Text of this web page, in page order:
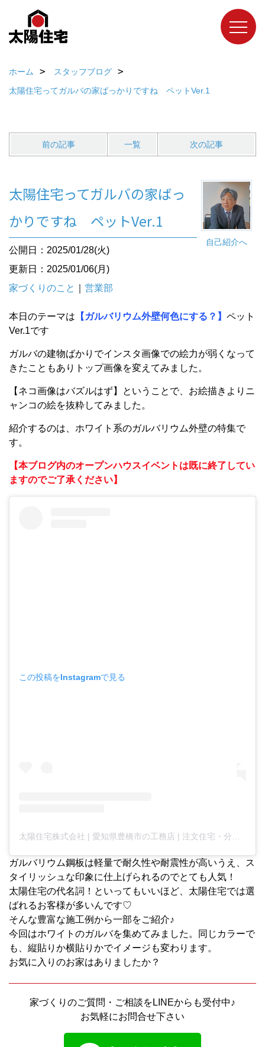
ホーム
スタッフブログ
太陽住宅ってガルバの家ばっかりですね ペットVer.1
前の記事 一覧 次の記事
自己紹介へ
太陽住宅ってガルバの家ばっ
かりですね ペットVer.1
公開日：2025/01/28(火)
更新日：2025/01/06(月)
家づくりのこと
営業部
本日のテーマは 【ガルバリウム外壁何色にする？】 ペット
Ver.1です
ガルバの建物ばかりでインスタ画像での絵力が弱くなって
きたこともありトップ画像を変えてみました。
【ネコ画像はバズルはず】ということで、お絵描きよりニ
ャンコの絵を抜粋してみました。
紹介するのは、ホワイト系のガルバリウム外壁の特集で
す。
【本ブログ内のオープンハウスイベントは既に終了してい
ますのでご了承ください】
この投稿をInstagramで見る
ガルバリウム鋼板は軽量で耐久性や耐震性が高いうえ、ス
タイリッシュな印象に仕上げられるのでとても人気！
太陽住宅の代名詞！といってもいいほど、太陽住宅では選
ばれるお客様が多いんです♡
そんな豊富な施工例から一部をご紹介♪
今回はホワイトのガルバを集めてみました。同じカラーで
も、縦貼りか横貼りかでイメージも変わります。
お気に入りのお家はありましたか？
家づくりのご質問・ご相談をLINEからも受付中♪
お気軽にお問合せ下さい